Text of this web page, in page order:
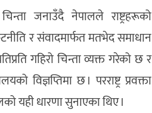
जनाउँदै नेपालले राष्ट्रहरूको
र संवादमार्फत मतभेद समाधान
गहिरो चिन्ता व्यक्त गरेको छ र
विज्ञप्तिमा छ । परराष्ट्र प्रवक्ता
यही धारणा सुनाएका थिए ।